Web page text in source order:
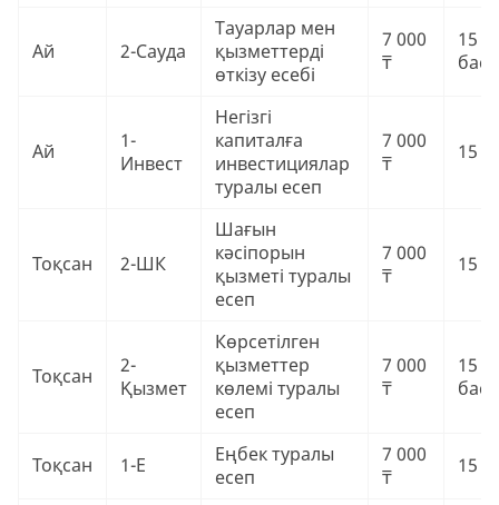
Ай 2-Сауда
Тауарлар мен
қызметтерді
өткізу есебі
7 000
₸
15
Ай
1-
Инвест
Негізгі
капиталға
инвестициялар
туралы есеп
7 000
₸
15
Тоқсан 2-ШК
Шағын
кәсіпорын
қызметі туралы
есеп
7 000
₸
15
Тоқсан
2-
Қызмет
Көрсетілген
қызметтер
көлемі туралы
есеп
7 000
₸
15
Тоқсан 1-Е
Еңбек туралы
есеп
7 000
₸
15